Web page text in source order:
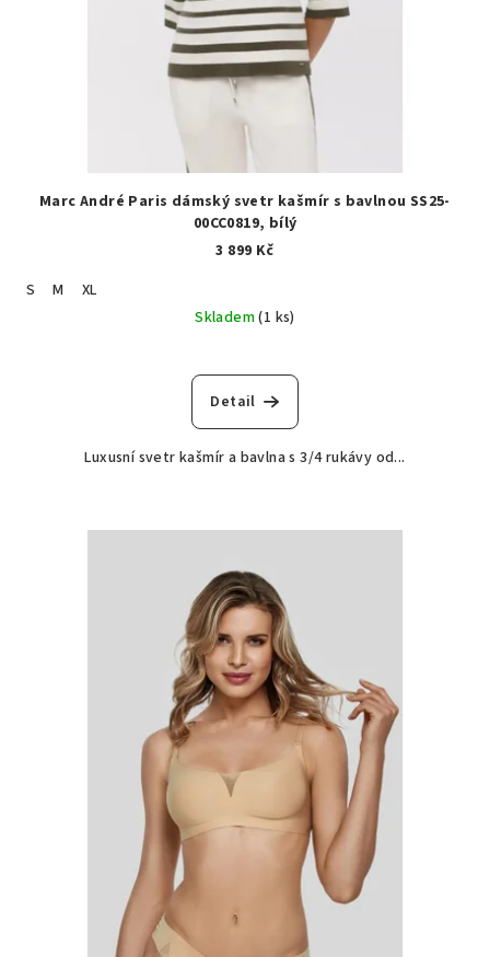
Marc André Paris dámský svetr kašmír s bavlnou SS25-
00CC0819, bílý
3 899 Kč
S
M
XL
Skladem(1 ks)
Detail
Luxusní svetr kašmír a bavlna s 3/4 rukávy od...